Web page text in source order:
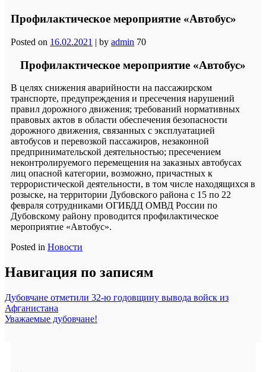
Профилактическое мероприятие «Автобус»
Posted on 16.02.2021 | by admin 70
Профилактическое мероприятие «Автобус»
В целях снижения аварийности на пассажирском
транспорте, предупреждения и пресечения нарушений
правил дорожного движения; требований нормативных
правовых актов в области обеспечения безопасности
дорожного движения, связанных с эксплуатацией
автобусов и перевозкой пассажиров, незаконной
предпринимательской деятельностью; пресечением
неконтролируемого перемещения на заказных автобусах
лиц опасной категории, возможно, причастных к
террористической деятельности, в том числе находящихся в
розыске, на территории Дубовского района с 15 по 22
февраля сотрудниками ОГИБДД ОМВД России по
Дубовскому району проводится профилактическое
мероприятие «Автобус».
Posted in Новости
Навигация по записям
Дубовчане отметили 32-ю годовщину вывода войск из
Афганистана
Уважаемые дубовчане!